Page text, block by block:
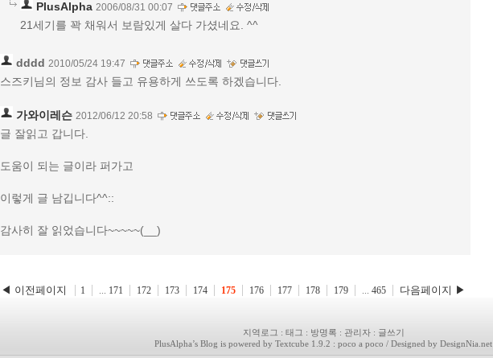
PlusAlpha 2006/08/31 00:07
21세기를 꽉 채워서 보람있게 살다 가셨네요. ^^
dddd 2010/05/24 19:47
스즈키님의 정보 감사 들고 유용하게 쓰도록 하겠습니다.
가와이레슨 2012/06/12 20:58
글 잘읽고 갑니다.
도움이 되는 글이라 퍼가고
이렇게 글 남깁니다^^::
감사히 잘 읽었습니다~~~~~(__)
◀ 이전페이지 1 ... 171 172 173 174 175 176 177 178 179 ... 465 다음페이지 ▶
지역로그 : 태그 : 방명록 : 관리자: 글쓰기
PlusAlpha’s Blog is powered by Textcube 1.9.2 : poco a poco / Designed by DesignNia.net